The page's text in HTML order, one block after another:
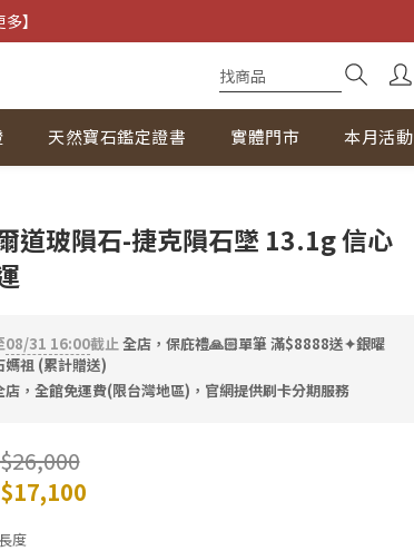
】
】
多】
天然寶石鑑定證書 實體門市 本月活動
道玻隕石-捷克隕石墜 13.1g 信心
08/31 16:00截止全店，保庇禮🙏🏻單筆 滿$8888送✦銀曜
媽祖 (累計贈送)
店，全館免運費(限台灣地區)，官網提供刷卡分期服務
度